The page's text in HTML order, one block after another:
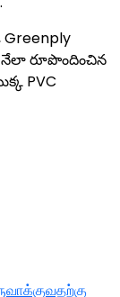
Greenply
రూపొందించిన
PVC